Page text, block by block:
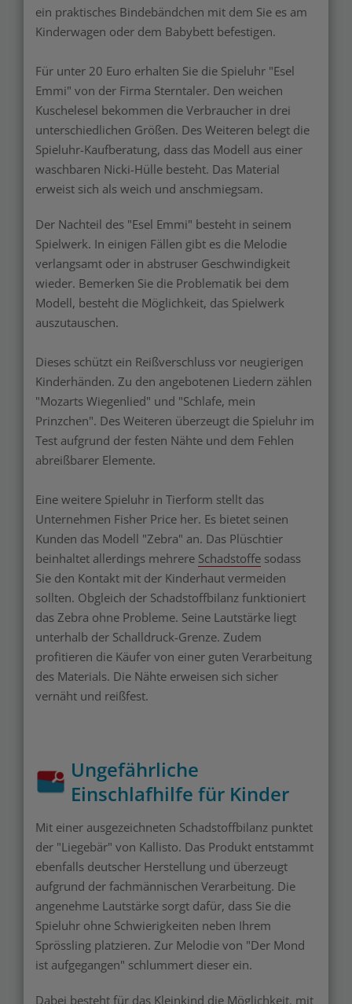
ein praktisches Bindebändchen mit dem Sie es am
Kinderwagen oder dem Babybett befestigen.
Für unter 20 Euro erhalten Sie die Spieluhr "Esel
Emmi" von der Firma Sterntaler. Den weichen
Kuschelesel bekommen die Verbraucher in drei
unterschiedlichen Größen. Des Weiteren belegt die
Spieluhr-Kaufberatung, dass das Modell aus einer
waschbaren Nicki-Hülle besteht. Das Material
erweist sich als weich und anschmiegsam.
Der Nachteil des "Esel Emmi" besteht in seinem
Spielwerk. In einigen Fällen gibt es die Melodie
verlangsamt oder in abstruser Geschwindigkeit
wieder. Bemerken Sie die Problematik bei dem
Modell, besteht die Möglichkeit, das Spielwerk
auszutauschen.
Dieses schützt ein Reißverschluss vor neugierigen
Kinderhänden. Zu den angebotenen Liedern zählen
"Mozarts Wiegenlied" und "Schlafe, mein
Prinzchen". Des Weiteren überzeugt die Spieluhr im
Test aufgrund der festen Nähte und dem Fehlen
abreißbarer Elemente.
Eine weitere Spieluhr in Tierform stellt das
Unternehmen Fisher Price her. Es bietet seinen
Kunden das Modell "Zebra" an. Das Plüschtier
beinhaltet allerdings mehrere Schadstoffe sodass
Sie den Kontakt mit der Kinderhaut vermeiden
sollten. Obgleich der Schadstoffbilanz funktioniert
das Zebra ohne Probleme. Seine Lautstärke liegt
unterhalb der Schalldruck-Grenze. Zudem
profitieren die Käufer von einer guten Verarbeitung
des Materials. Die Nähte erweisen sich sicher
vernäht und reißfest.
Ungefährliche
Einschlafhilfe für Kinder
Mit einer ausgezeichneten Schadstoffbilanz punktet
der "Liegebär" von Kallisto. Das Produkt entstammt
ebenfalls deutscher Herstellung und überzeugt
aufgrund der fachmännischen Verarbeitung. Die
angenehme Lautstärke sorgt dafür, dass Sie die
Spieluhr ohne Schwierigkeiten neben Ihrem
Sprössling platzieren. Zur Melodie von "Der Mond
ist aufgegangen" schlummert dieser ein.
Dabei besteht für das Kleinkind die Möglichkeit, mit